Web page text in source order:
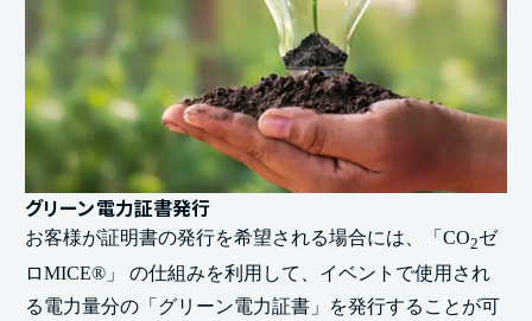
グリーン電力証書発行
お客様が証明書の発行を希望される場合には、「CO2ゼ
ロMICE®」 の仕組みを利用して、イベントで使用され
る電力量分の「グリーン電力証書」を発行することが可